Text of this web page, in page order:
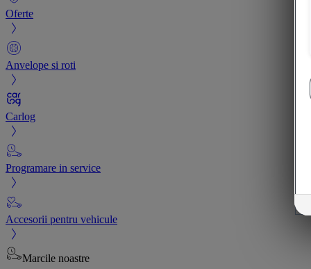
Oferte
Anvelope si roti
Carlog
Programare in service
Accesorii pentru vehicule
Marcile noastre